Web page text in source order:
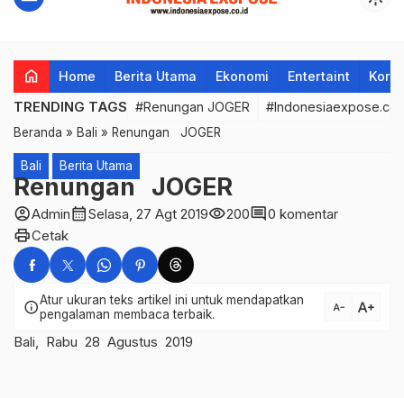
home Home Berita Utama Ekonomi Entertaint
TRENDING TAGS #Renungan JOGER
Beranda » Bali » Renungan JOGER
Bali Berita Utama
Renungan JOGER
account_circleAdmincalendar_monthSelasa, 27 Agt 2019visibility200comment0 komentar
printCetak
infoAtur ukuran teks artikel ini untuk mendapatkan
pengalaman membaca terbaik.
text_decrease text_increase
Bali, Rabu 28 Agustus 2019